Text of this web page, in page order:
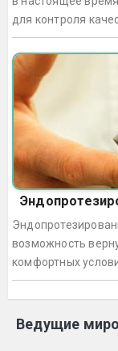
для контроля
возможность
комфортных
Ведущие